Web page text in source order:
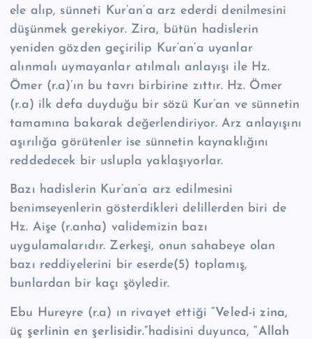
ele alıp, sünneti Kur’an’a arz ederdi denilmesini
düşünmek gerekiyor. Zira, bütün hadislerin
yeniden gözden geçirilip Kur’an’a uyanlar
alınmalı uymayanlar atılmalı anlayışı ile Hz.
Ömer (r.a)’ın bu tavrı birbirine zıttır. Hz. Ömer
(r.a) ilk defa duyduğu bir sözü Kur’an ve sünnetin
tamamına bakarak değerlendiriyor. Arz anlayışını
aşırılığa görütenler ise sünnetin kaynaklığını
reddedecek bir uslupla yaklaşıyorlar.
Bazı hadislerin Kur’an’a arz edilmesini
benimseyenlerin gösterdikleri delillerden biri de
Hz. Aişe (r.anha) validemizin bazı
uygulamalarıdır. Zerkeşi, onun sahabeye olan
bazı reddiyelerini bir eserde(5) toplamış,
bunlardan bir kaçı şöyledir.
Ebu Hureyre (r.a) ın rivayet ettiği“Veled-i zina,
üç şerlinin en şerlisidir.” hadisini duyunca,“Allah